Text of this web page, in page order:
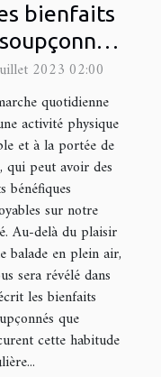
bienfaits
la marche
2023 02:00
quotidienne
activité physique
et à la portée de
qui peut avoir des
bénéfiques
sur notre
Au-delà du plaisir
balade en plein air,
sera révélé dans
les bienfaits
que
cette habitude